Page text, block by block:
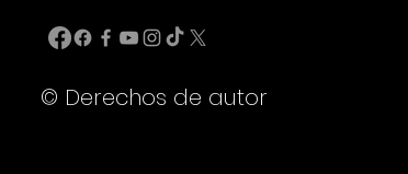
© Derechos de autor